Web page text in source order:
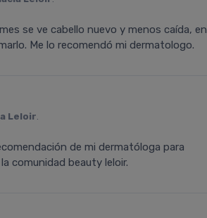
se ve cabello nuevo y menos caída, en
Me lo recomendó mi dermatologo.
Leloir.
de mi dermatóloga para
comunidad beauty leloir.